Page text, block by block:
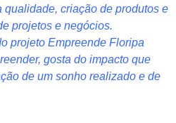
criação de produtos e
projetos e negócios.
projeto Empreende Floripa
gosta do impacto que
de um sonho realizado e de